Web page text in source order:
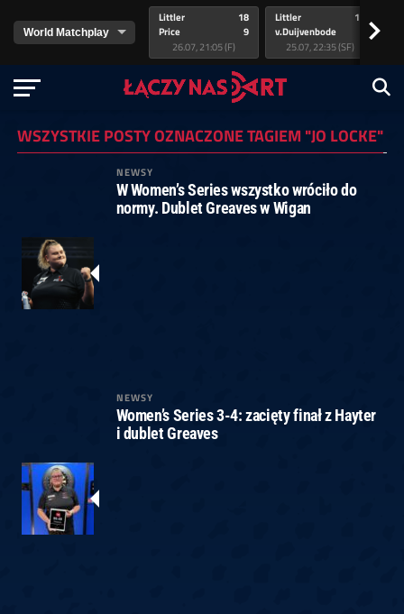
Littler
Price
18
9
26.07, 21:05 (F)
Littler
v.Duijvenbode
17
25.07, 22:35 (SF)
>
WSZYSTKIE POSTY OZNACZONE TAGIEM "JO LOCKE"
NEWSY
W Women’s Series wszystko wróciło do
normy. Dublet Greaves w Wigan
NEWSY
Women’s Series 3-4: zacięty finał z Hayter
i dublet Greaves